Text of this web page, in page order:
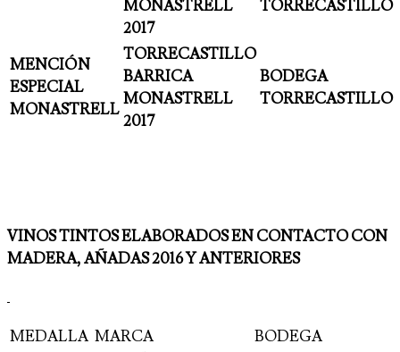
MONASTRELL
2017
TORRECASTILLO
MENCIÓN
ESPECIAL
MONASTRELL
TORRECASTILLO
BARRICA
MONASTRELL
2017
BODEGA
TORRECASTILLO
VINOS TINTOS ELABORADOS EN CONTACTO CON
MADERA, AÑADAS 2016 Y ANTERIORES
MEDALLA MARCA
BODEGA